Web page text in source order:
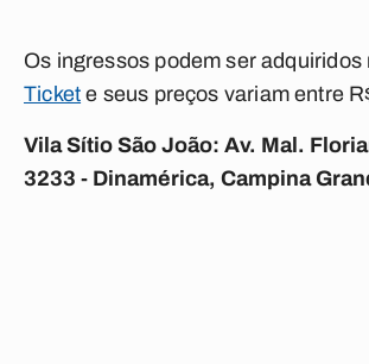
Os ingressos podem ser adquiridos
Ticket e seus preços variam entre
Vila Sítio São João: Av. Mal.
3233 - Dinamérica, Campina